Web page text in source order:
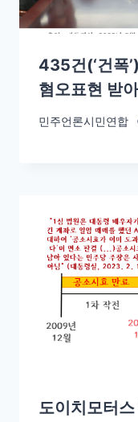
435건(‘건폭
혐오표현 받
민주언론시민연합
도이치모터